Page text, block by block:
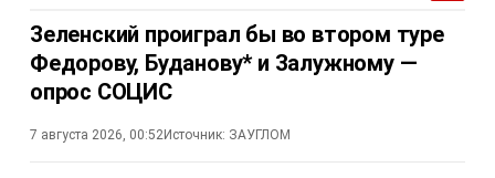
Зеленский проиграл бы во втором туре
Федорову, Буданову* и Залужному —
опрос СОЦИС
7 августа 2026, 00:52Источник: ЗАУГЛОМ